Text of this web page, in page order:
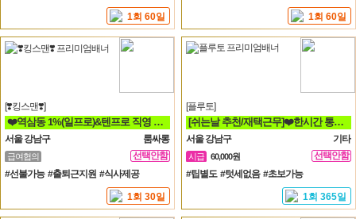
1회 60일 1회 60일
[❣️킹스맨❣️]
❤️역삼동 1%(일프로)&텐프로 직영 강남 1등❤️ 강남 룸알바
서울 강남구 룸싸롱
급여협의
선택안함
일
#선불가능 #출퇴근지원 #식사제공
1회 30일
[플루토]
[쉬는날 추천/재택근무]❤️한시간 통화시 64,800원❤️당일지급❤️영상통화
서울 강남구 기타
시급 60,000원
선택안함
일
#팁별도 #텃세없음 #초보가능
1회 365일